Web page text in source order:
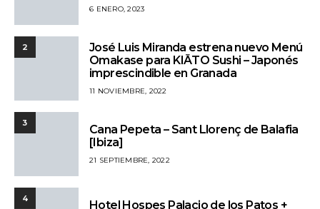
6 ENERO, 2023
2
José Luis Miranda estrena nuevo Menú
Omakase para KIĀTO Sushi – Japonés
imprescindible en Granada
11 NOVIEMBRE, 2022
3
Cana Pepeta – Sant Llorenç de Balafia
[Ibiza]
21 SEPTIEMBRE, 2022
4
Hotel Hospes Palacio de los Patos +